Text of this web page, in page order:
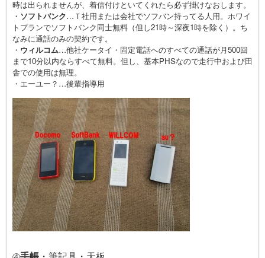
時は出られませんが、着信付けといてくれたら必ず掛けなおします。
・ ソフトバンク…Ｔ社用または会社でソフバン持ってる人用。ホワイ
トプランでソフトバンク同士無料（但し21時～深夜1時を除く）。ち
なみに通話のみの契約です。
・ ウィルコム…他社ケータイ・固定電話へのすべての通話が月500回
まで10分以内ならすべて無料。但し、基本PHSなので走行中および田
舎での使用は無理。
・エーユー？…後輩指導用